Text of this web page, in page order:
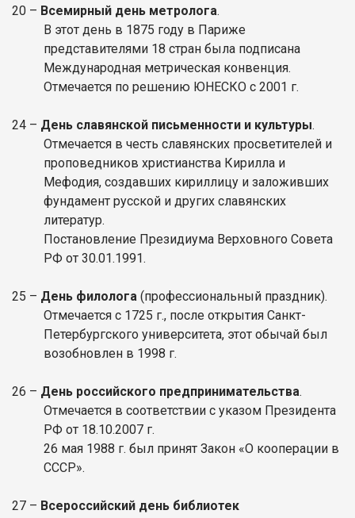
20 – Всемирный день метролога.
В этот день в 1875 году в Париже
представителями 18 стран была подписана
Международная метрическая конвенция.
Отмечается по решению ЮНЕСКО с 2001 г.
24 – День славянской письменности и культуры.
Отмечается в честь славянских просветителей и
проповедников христианства Кирилла и
Мефодия, создавших кириллицу и заложивших
фундамент русской и других славянских
литератур.
Постановление Президиума Верховного Совета
РФ от 30.01.1991.
25 – День филолога (профессиональный праздник).
Отмечается с 1725 г., после открытия Санкт-
Петербургского университета, этот обычай был
возобновлен в 1998 г.
26 – День российского предпринимательства.
Отмечается в соответствии с указом Президента
РФ от 18.10.2007 г.
26 мая 1988 г. был принят Закон «О кооперации в
СССР».
27 – Всероссийский день библиотек